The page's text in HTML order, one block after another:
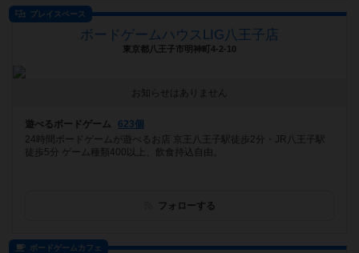
プレイスペース
ボードゲームハウスLIG八王子店
東京都八王子市明神町4-2-10
お知らせはありません
遊べるボードゲーム
623個
24時間ボードゲームが遊べるお店 京王八王子駅徒歩2分・JR八王子駅
徒歩5分 ゲーム種類400以上、飲食持込自由。
フォローする
ボードゲームカフェ